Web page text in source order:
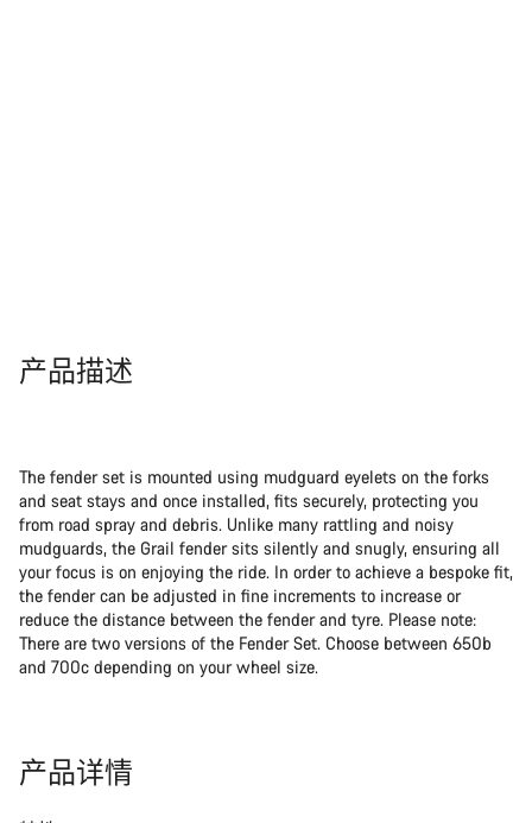
产品描述
The fender set is mounted using mudguard eyelets on the forks
and seat stays and once installed, fits securely, protecting you
from road spray and debris. Unlike many rattling and noisy
mudguards, the Grail fender sits silently and snugly, ensuring all
your focus is on enjoying the ride. In order to achieve a bespoke fit,
the fender can be adjusted in fine increments to increase or
reduce the distance between the fender and tyre. Please note:
There are two versions of the Fender Set. Choose between 650b
and 700c depending on your wheel size.
产品详情